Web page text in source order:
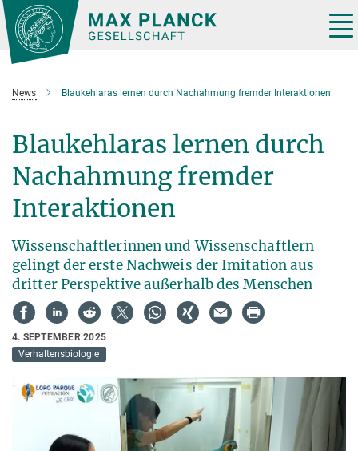
Hauptinhalt
News Blaukehlaras lernen durch Nachahmung fremder Interaktionen
Blaukehlaras lernen durch
Nachahmung fremder
Interaktionen
Wissenschaftlerinnen und Wissenschaftlern
gelingt der erste Nachweis der Imitation aus
dritter Perspektive außerhalb des Menschen
4. SEPTEMBER 2025
Verhaltensbiologie